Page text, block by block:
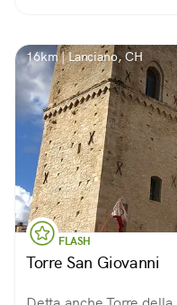
16km | Lanciano, CH
FLASH
Torre San Giovanni